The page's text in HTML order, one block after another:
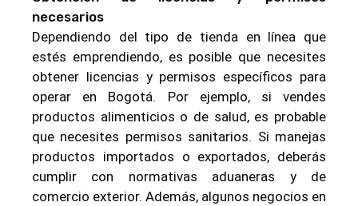
necesarios
Dependiendo del tipo de tienda en línea que
estés emprendiendo, es posible que necesites
obtener licencias y permisos específicos para
operar en Bogotá. Por ejemplo, si vendes
productos alimenticios o de salud, es probable
que necesites permisos sanitarios. Si manejas
productos importados o exportados, deberás
cumplir con normativas aduaneras y de
comercio exterior. Además, algunos negocios en